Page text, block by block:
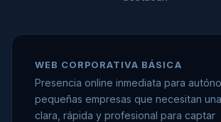
WEB CORPORATIVA BÁSICA
Presencia online inmediata para
pequeñas empresas que necesitan
clara, rápida y profesional para captar